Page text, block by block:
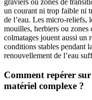
un courant ni trop faible ni
de l’eau. Les micro-reliefs,
mouilles, herbiers ou zones
colmatages jouent aussi un
conditions stables pendant
renouvellement de l’eau
Comment repérer sur
matériel complexe ?